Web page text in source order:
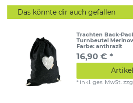
Das könnte dir auch gefallen
Trachten Back-
Turnbeutel
Farbe: anthrazit
16,90 € *
* inkl. ges. MwSt.